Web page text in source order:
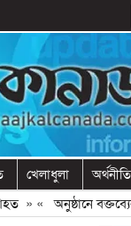
খেলাধুলা অর্থনীতি
«অনুষ্ঠানে বক্তব্যের